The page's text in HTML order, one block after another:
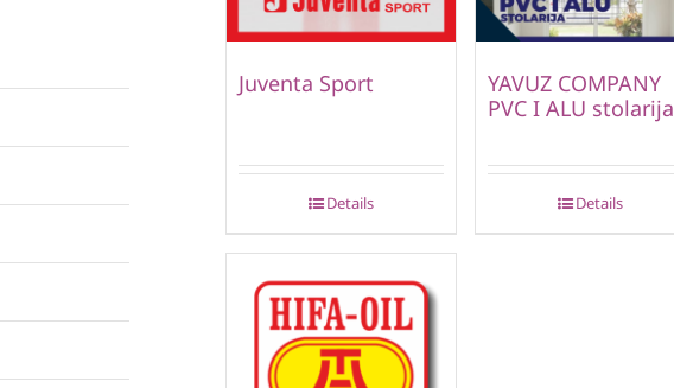
Juventa Sport
Details
YAVUZ COMPANY
PVC I ALU stolarija
Details